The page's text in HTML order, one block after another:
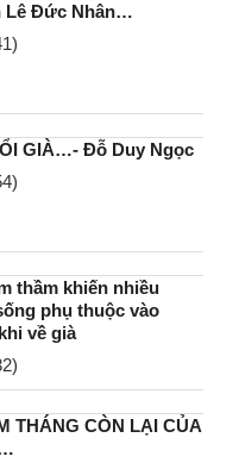
Lê Đức Nhân…
GIÀ…- Đỗ Duy Ngọc
thầm khiến nhiều
phụ thuộc vào
về già
THÁNG CÒN LẠI CỦA